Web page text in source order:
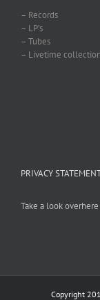
– Records
– LP’s
– Tubes
– Livetime
PRIVACY
Take a look
Copyright